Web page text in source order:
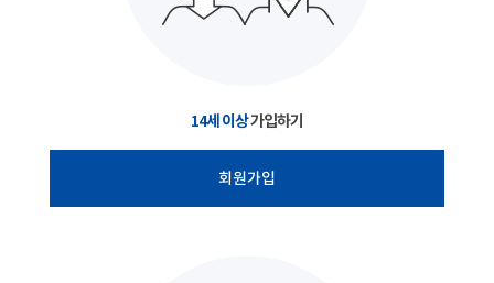
14세 이상가입하기
회원가입